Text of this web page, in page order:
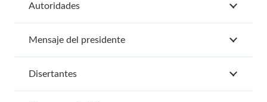
Autoridades
Mensaje del presidente
Disertantes